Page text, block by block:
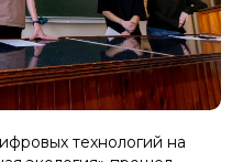
технологий на